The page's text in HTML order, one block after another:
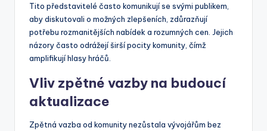
Tito představitelé často komunikují se svými publikem,
aby diskutovali o možných zlepšeních, zdůrazňují
potřebu rozmanitějších nabídek a rozumných cen. Jejich
názory často odrážejí širší pocity komunity, čímž
amplifikují hlasy hráčů.
Vliv zpětné vazby na budoucí
aktualizace
Zpětná vazba od komunity nezůstala vývojářům bez